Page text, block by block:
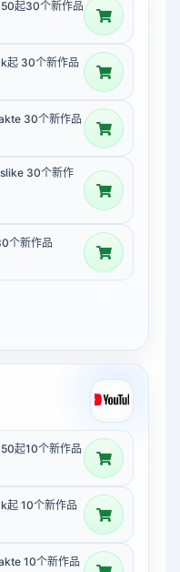
起30个新作品
起 30个新作品
30个新作品
30个新作
个新作品
起10个新作品
起 10个新作品
10个新作品